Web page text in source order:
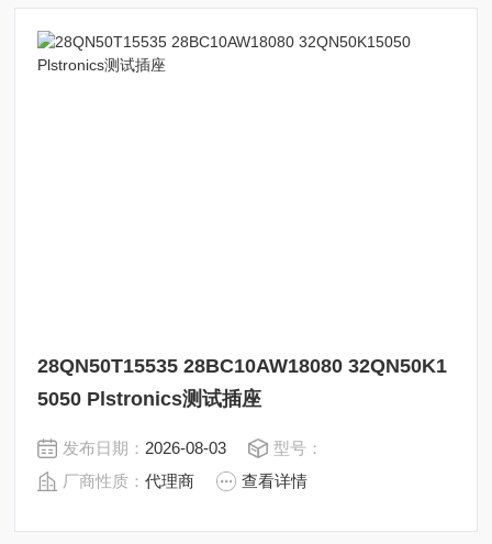
28QN50T15535 28BC10AW18080 32QN50K1
5050 Plstronics测试插座
发布日期： 2026-08-03
型号：
厂商性质：代理商 查看详情